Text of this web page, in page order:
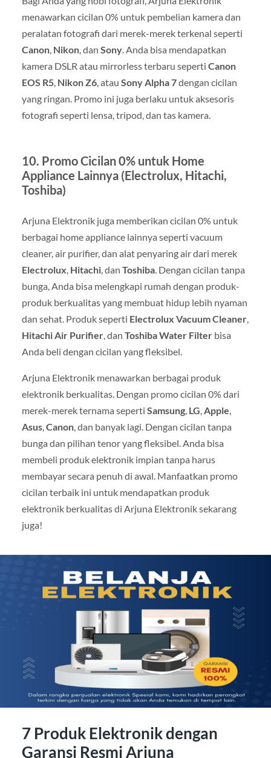
menawarkan cicilan 0% untuk pembelian kamera dan
peralatan fotografi dari merek-merek terkenal seperti
Canon, Nikon, dan Sony. Anda bisa mendapatkan
kamera DSLR atau mirrorless terbaru seperti Canon
EOS R5, Nikon Z6, atau Sony Alpha 7dengan cicilan
yang ringan. Promo ini juga berlaku untuk aksesoris
fotografi seperti lensa, tripod, dan tas kamera.
10. Promo Cicilan 0% untuk Home
Appliance Lainnya (Electrolux, Hitachi,
Toshiba)
Arjuna Elektronik juga memberikan cicilan 0% untuk
berbagai home appliance lainnya seperti vacuum
cleaner, air purifier, dan alat penyaring air dari merek
Electrolux Hitachi, dan Toshiba. Dengan cicilan tanpa
bunga, Anda bisa melengkapi rumah dengan produk-
produk berkualitas yang membuat hidup lebih nyaman
dan sehat. Produk seperti Electrolux Vacuum Cleaner,
Hitachi Air Purifier, dan Toshiba Water Filterbisa
Anda beli dengan cicilan yang fleksibel.
Arjuna Elektronik menawarkan berbagai produk
elektronik berkualitas. Dengan promo cicilan 0% dari
merek-merek ternama seperti Samsung, LG,Apple,
Asus,Canon, dan banyak lagi. Dengan cicilan tanpa
bunga dan pilihan tenor yang fleksibel. Anda bisa
membeli produk elektronik impian tanpa harus
membayar secara penuh di awal. Manfaatkan promo
cicilan terbaik ini untuk mendapatkan produk
elektronik berkualitas di Arjuna Elektronik sekarang
juga!
7 Produk Elektronik dengan
Garansi Resmi Arjuna